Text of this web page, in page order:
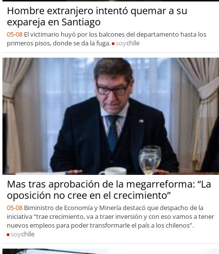
Hombre extranjero intentó quemar a su
expareja en Santiago
05-08 El victimario huyó por los balcones del departamento hasta los
primeros pisos, donde se da la fuga.
soychile
Mas tras aprobación de la megarreforma: “La
oposición no cree en el crecimiento”
05-08 Biministro de Economía y Minería destacó que despacho de la
iniciativa “trae crecimiento, va a traer inversión y con eso vamos a tener
nuevos empleos para poder transformarle el país a los chilenos”.
soychile